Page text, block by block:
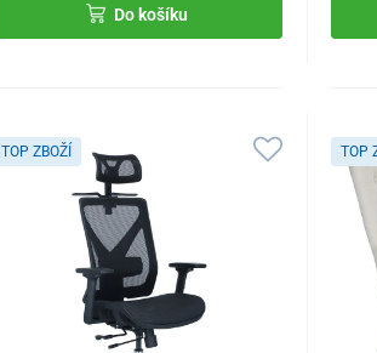
Do košíku
TOP ZBOŽÍ TOP